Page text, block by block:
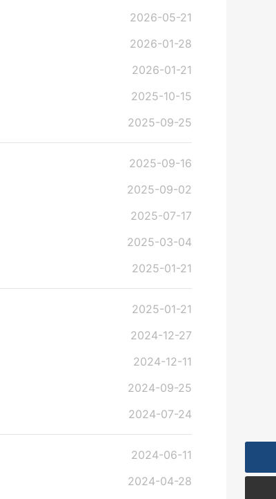
2026-05-21
2026-01-28
2026-01-21
2025-10-15
2025-09-25
2025-09-16
2025-09-02
2025-07-17
2025-03-04
2025-01-21
2025-01-21
2024-12-27
2024-12-11
2024-09-25
2024-07-24
2024-06-11
2024-04-28